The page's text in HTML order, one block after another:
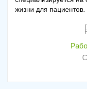
жизни для пациентов.